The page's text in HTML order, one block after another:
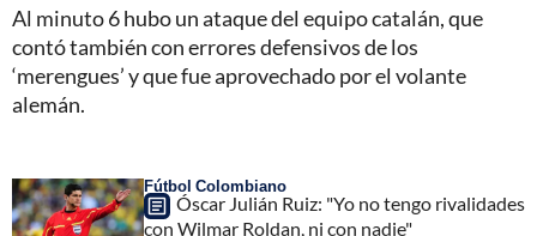
Al minuto 6 hubo un ataque del equipo catalán, que
contó también con errores defensivos de los
‘merengues’ y que fue aprovechado por el volante
alemán.
Fútbol Colombiano
Óscar Julián Ruiz: "Yo no tengo rivalidades
con Wilmar Roldan, ni con nadie"